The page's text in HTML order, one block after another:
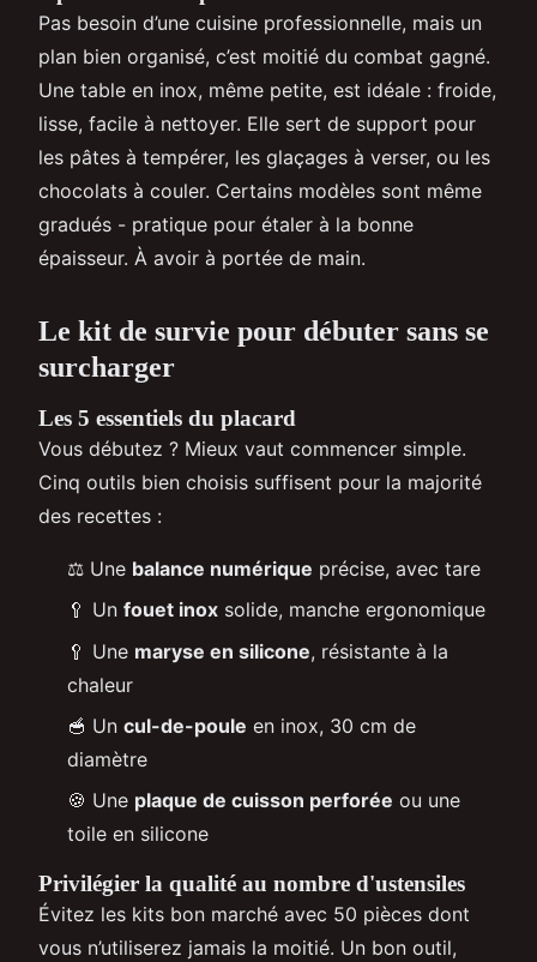
Pas besoin d’une cuisine professionnelle, mais un
plan bien organisé, c’est moitié du combat gagné.
Une table en inox, même petite, est idéale : froide,
lisse, facile à nettoyer. Elle sert de support pour
les pâtes à tempérer, les glaçages à verser, ou les
chocolats à couler. Certains modèles sont même
gradués - pratique pour étaler à la bonne
épaisseur. À avoir à portée de main.
Le kit de survie pour débuter sans se
surcharger
Les 5 essentiels du placard
Vous débutez ? Mieux vaut commencer simple.
Cinq outils bien choisis suffisent pour la majorité
des recettes :
⚖️ Une balance numérique précise, avec tare
🥄 Un fouet inox solide, manche ergonomique
🥄 Une maryse en silicone, résistante à la
chaleur
🥣 Un cul-de-poule en inox, 30 cm de
diamètre
🍪 Une plaque de cuisson perforée ou une
toile en silicone
Privilégier la qualité au nombre d'ustensiles
Évitez les kits bon marché avec 50 pièces dont
vous n’utiliserez jamais la moitié. Un bon outil,